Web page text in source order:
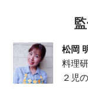
松岡
料理
２児